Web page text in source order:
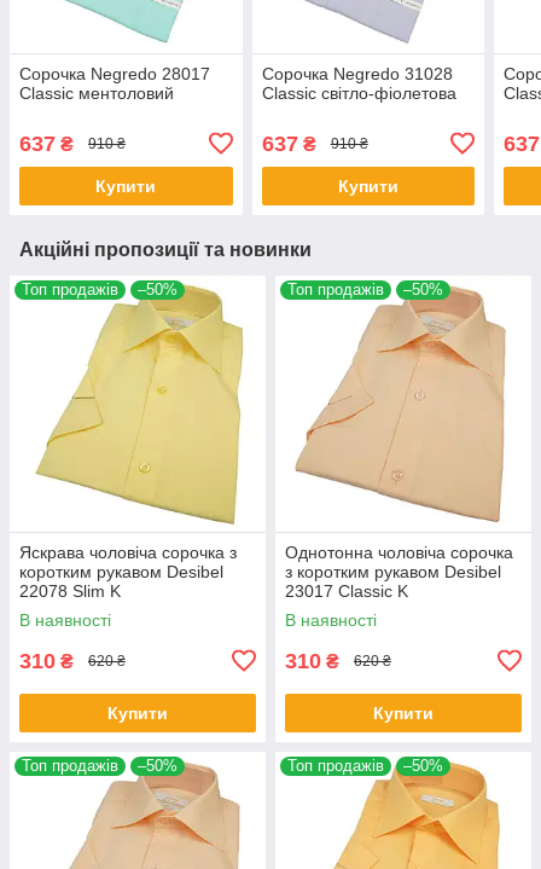
Cорочка Negredo 28017
Classic ментоловий
637 ₴ 910 ₴
Купити
Cорочка Negredo 31028
Classic світло-фіолетова
637₴ 910 ₴
Купити
637
Акційні пропозиції та новинки
Топ продажів –50%
Яскрава чоловіча сорочка з
коротким рукавом Desibel
22078 Slim K
В наявності
310 ₴ 620 ₴
Купити
Топ продажів –50%
Однотонна чоловіча сорочка
з коротким рукавом Desibel
23017 Classic K
В наявності
310 ₴ 620 ₴
Купити
Топ продажів –50% Топ продажів –50%